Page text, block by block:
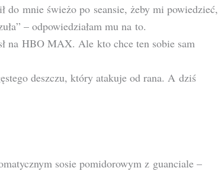
do mnie świeżo po seansie, żeby mi powiedzieć,
– odpowiedziałam mu na to.
na HBO MAX. Ale kto chce ten sobie sam
deszczu, który atakuje od rana. A dziś
sosie pomidorowym z guanciale –